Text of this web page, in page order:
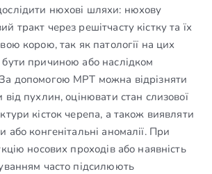
нюхові шляхи: нюхову
тракт через решітчасту кістку та їх
корою, так як патології на цих
причиною або наслідком
допомогою МРТ можна відрізняти
від пухлин, оцінювати стан слизової
кісток черепа, а також виявляти
або конгенітальні аномалії. При
носових проходів або наявність
часто підсилюють